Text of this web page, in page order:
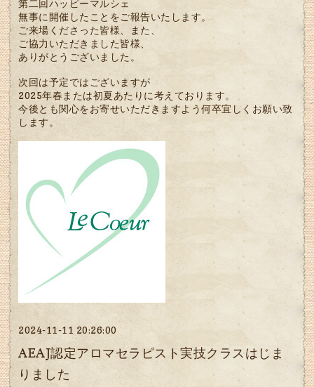
第二回ハッピーマルシェ
無事に開催したことをご報告いたします。
ご来場くださった皆様、また、
ご協力いただきました皆様、
ありがとうございました。
次回は予定ではございますが
2025年春または初夏あたりに考えております。
今後とも関心をお寄せいただきますよう何卒宜しくお願い致
します。
2024-11-11 20:26:00
AEAJ認定アロマセラピスト実技クラスはじま
りました